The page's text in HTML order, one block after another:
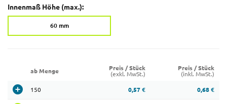
Innenmaß Höhe (max.):
60 mm
ab Menge
Preis / Stück
(exkl. MwSt.)
Preis / Stück
(inkl. MwSt.)
150 0,57 € 0,68 €